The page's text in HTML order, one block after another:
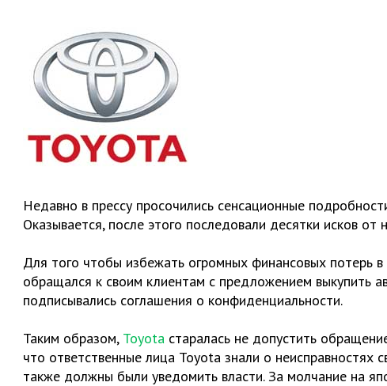
Недавно в прессу просочились сенсационные
Оказывается, после этого последовали десятки исков
Для того чтобы избежать огромных финансовых потерь в
обращался к своим клиентам с предложением выкупить
подписывались соглашения о конфиденциальности.
Таким образом, Toyota старалась не допустить
что ответственные лица Toyota знали о
также должны были уведомить власти. За молчание на